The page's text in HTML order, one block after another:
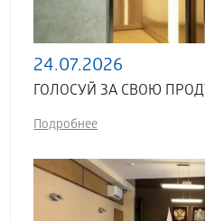
24.07.2026
ГОЛОСУЙ ЗА СВОЮ
Подробнее